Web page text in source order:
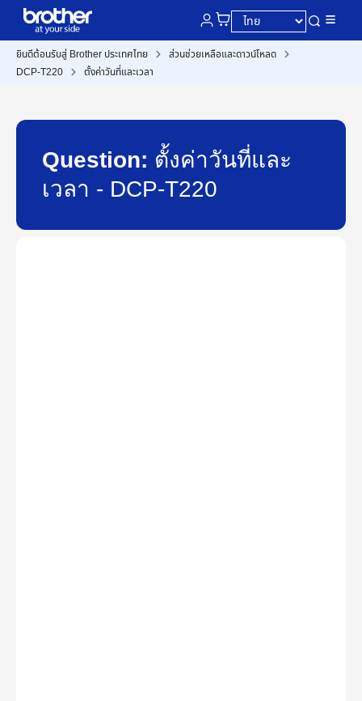
ยินดีต้อนรับสู่ Brother ประเทศไทย
ส่วนช่วยเหลือและดาวน์โหลด
DCP-T220
ตั้งค่าวันที่และเวลา
Question: ตั้งค่าวันที่และ
เวลา - DCP-T220